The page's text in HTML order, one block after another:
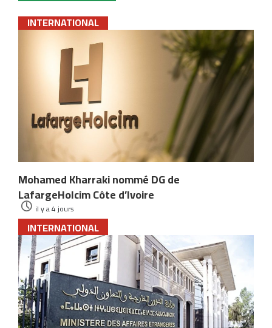
INTERNATIONAL
Mohamed Kharraki nommé DG de
LafargeHolcim Côte d’Ivoire
il y a 4 jours
INTERNATIONAL